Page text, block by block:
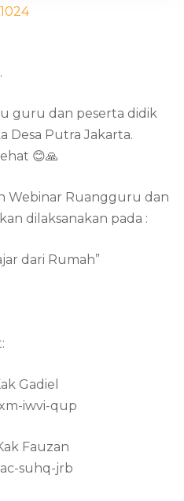
guru dan peserta didik
Desa Putra Jakarta.
😊🙏
Webinar Ruangguru dan
dilaksanakan pada :
dari Rumah”
Gadiel
iwvi-qup
Fauzan
suhq-jrb